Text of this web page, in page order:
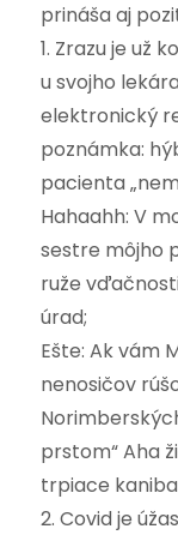
prináša aj
1. Zrazu je už
u svojho
elektronický
poznámka:
pacienta
Hahaahh: V
sestre môjho
ruže
úrad;
Ešte: Ak vám
nenosičov
prstom“ Aha
trpiace
2. Covid je